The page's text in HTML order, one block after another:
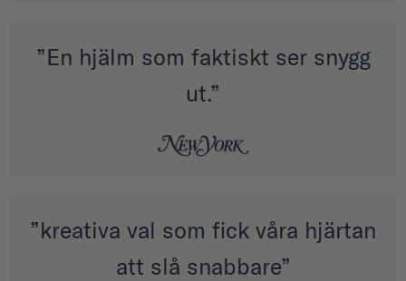
”En hjälm som faktiskt ser snygg
ut.”
”kreativa val som fick våra hjärtan
att slå snabbare”